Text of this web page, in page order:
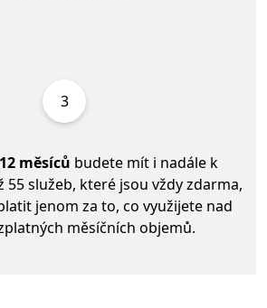
3
měsíců budete mít i nadále k
55 služeb, které jsou vždy zdarma,
jenom za to, co využijete nad
měsíčních objemů.